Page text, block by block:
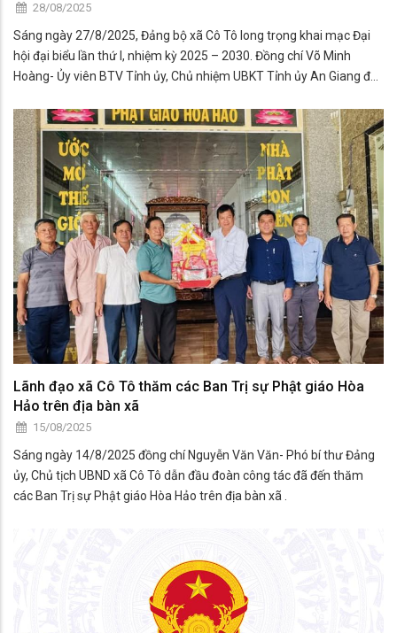
28/08/2025
Sáng ngày 27/8/2025, Đảng bộ xã Cô Tô long trọng khai mạc Đại
hội đại biểu lần thứ I, nhiệm kỳ 2025 – 2030. Đồng chí Võ Minh
Hoàng- Ủy viên BTV Tỉnh ủy, Chủ nhiệm UBKT Tỉnh ủy An Giang đến
chuyên trách tham mưu, giúp việc Tỉnh ủy; sở, ban, ngành. 107 đại
biểu chính thức, đại diện cho 680 đảng viên đến từ 33 chi, đảng bộ
trực thuộc.
Lãnh đạo xã Cô Tô thăm các Ban Trị sự Phật giáo Hòa
Hảo trên địa bàn xã
15/08/2025
Sáng ngày 14/8/2025 đồng chí Nguyễn Văn Văn- Phó bí thư Đảng
ủy, Chủ tịch UBND xã Cô Tô dẫn đầu đoàn công tác đã đến thăm
các Ban Trị sự Phật giáo Hòa Hảo trên địa bàn xã .